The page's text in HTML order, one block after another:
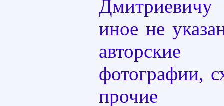
Дмитриевичу
иное не
фотографии,
прочие